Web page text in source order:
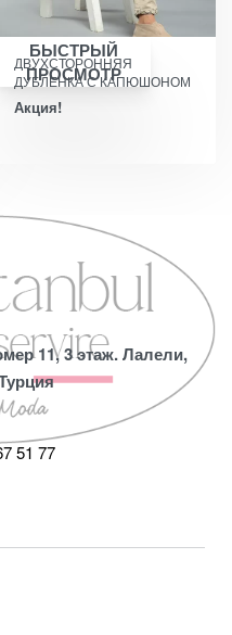
БЫСТРЫЙ
ПРОСМОТР
ДВУХСТОРОННЯЯ
ДУБЛЕНКА С КАПЮШОНОМ
Акция!
11, 3 этаж. Лалели,
51 77